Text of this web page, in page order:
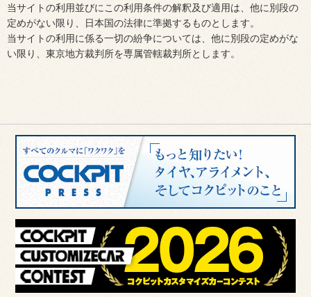
当サイトの利用並びにこの利用条件の解釈及び適用は、他に別段の
定めがない限り、日本国の法律に準拠するものとします。
当サイトの利用に係る一切の紛争については、他に別段の定めがな
い限り、東京地方裁判所を専属管轄裁判所とします。